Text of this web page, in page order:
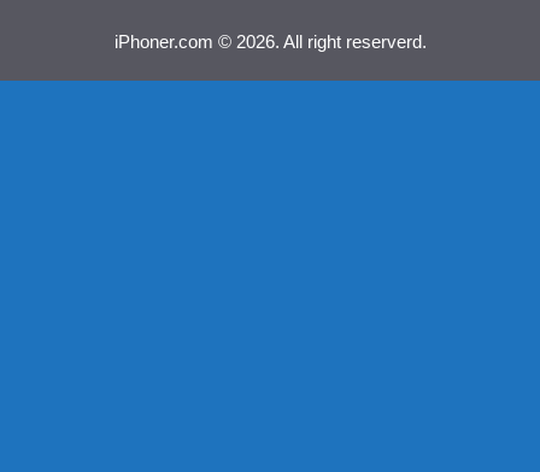
iPhoner.com © 2026. All right reserverd.